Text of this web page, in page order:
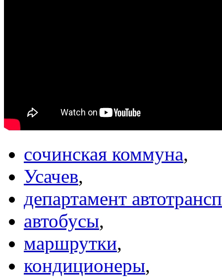
сочинская коммуна,
Усачев,
департамент
автобусы,
маршрутки,
кондиционеры,